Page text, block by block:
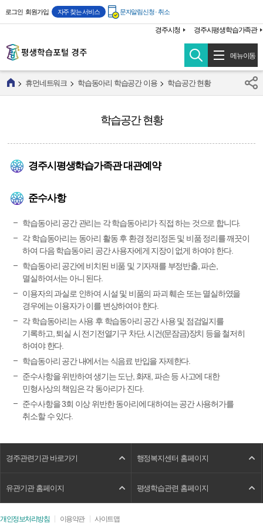
본문 바로가기
주메뉴 바로가기
경주시청 경주시평생학습가족관
로그인 회원가입 자주 찾는 서비스 문자알림신청 · 취소
메뉴이동
학습공간 현황
휴먼네트워크 학습동아리 학습공간 이용 학습공간 현황
경주시평생학습가족관 대관예약
준수사항
학습동아리 공간 관리는 각 학습동아리가 직접 하는 것으로 합니다.
각 학습동아리는 동아리 활동 후 환경 정리정돈 및 비품 정리를 깨끗이
하여 다음 학습동아리 공간 사용자에게 지장이 없게 하여야 한다.
학습동아리 공간에 비치된 비품 및 기자재를 부정반출, 파손,
멸실하여서는 아니 된다.
이용자의 과실로 인하여 시설 및 비품의 파괴 훼손 또는 멸실하였을
경우에는 이용자가 이를 변상하여야 한다.
각 학습동아리는 사용 후 학습동아리 공간 사용 및 점검일지를
기록하고, 퇴실 시 전기전열기구 차단, 시건(문잠금)장치 등을 철저히
하여야 한다.
학습동아리 공간 내에서는 식음료 반입을 자제한다.
준수사항을 위반하여 생기는 도난, 화재, 파손 등 사고에 대한
민형사상의 책임은 각 동아리가 진다.
준수사항을 3회 이상 위반한 동아리에 대하여는 공간 사용허가를
취소할 수 있다.
경주관련기관 바로가기 행정복지센터 홈페이지
유관기관 홈페이지 평생학습관련 홈페이지
개인정보처리방침 이용약관 사이트맵